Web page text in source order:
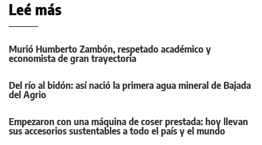
Leé más
Murió Humberto Zambón, respetado académico y
economista de gran trayectoria
Del río al bidón: así nació la primera agua mineral de Bajada
del Agrio
Empezaron con una máquina de coser prestada: hoy llevan
sus accesorios sustentables a todo el país y el mundo